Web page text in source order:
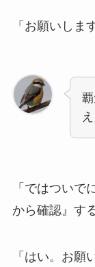
「お願いしま
「ではついで
から確認』す
「はい。お願